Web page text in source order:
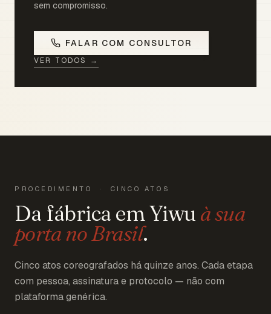
sem compromisso.
FALAR COM CONSULTOR
VER TODOS →
PROCEDIMENTO · CINCO ATOS
Da fábrica em Yiwu à sua
porta no Brasil.
Cinco atos coreografados há quinze anos. Cada etapa
com pessoa, assinatura e protocolo — não com
plataforma genérica.